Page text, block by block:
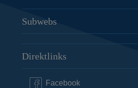
Subwebs
Direktlinks
Facebook